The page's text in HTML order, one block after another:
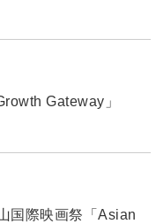
Gateway」
国際映画祭「Asian